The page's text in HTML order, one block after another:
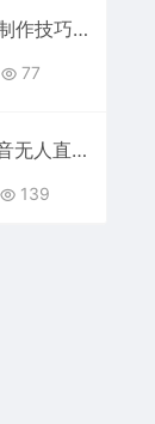
AI人工智能电影制作技巧及后期完整终极指南：零成本学技能，碎片时间副业增收
77
25年6月高爆抖音无人直播最新撸音浪掘金项目，门槛低小白可做，无脑日入1k，可矩阵放大【揭秘】
139